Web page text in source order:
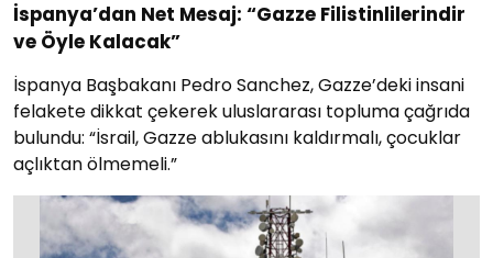
İspanya’dan Net Mesaj: “Gazze Filistinlilerindir
ve Öyle Kalacak”
İspanya Başbakanı Pedro Sanchez, Gazze’deki insani
felakete dikkat çekerek uluslararası topluma çağrıda
bulundu: “İsrail, Gazze ablukasını kaldırmalı, çocuklar
açlıktan ölmemeli.”